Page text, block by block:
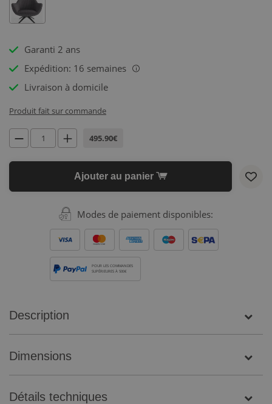
Garanti 2 ans
Expédition: 16 semaines
i
Livraison à domicile
Produit fait sur commande
495.90€
Ajouter au panier
Modes de paiement disponibles:
POUR LES COMMANDES
SUPÉRIEURES À 500€
Description
Dimensions
Détails techniques